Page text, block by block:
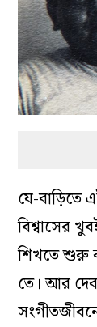
যে-বাড়িতে
বিশ্বাসের
শিখতে শুরু
তে। আর